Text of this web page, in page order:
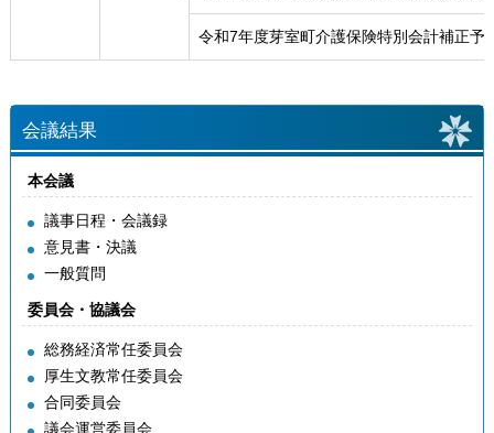
令和7年度芽室町介護保険特別会計補正予
会議結果
本会議
議事日程・会議録
意見書・決議
一般質問
委員会・協議会
総務経済常任委員会
厚生文教常任委員会
合同委員会
議会運営委員会